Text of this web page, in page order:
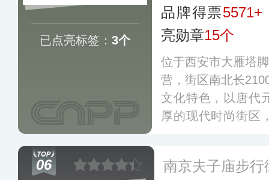
已点亮标签： 3个
品牌得票5571+
亮勋章15个
位于西安市大雁塔
营，街区南北长
文化特色，以唐代
厚的现代时尚街区
馆/曲江太平洋电
06 南京夫子庙步行